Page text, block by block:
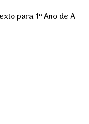
para 1º Ano de A